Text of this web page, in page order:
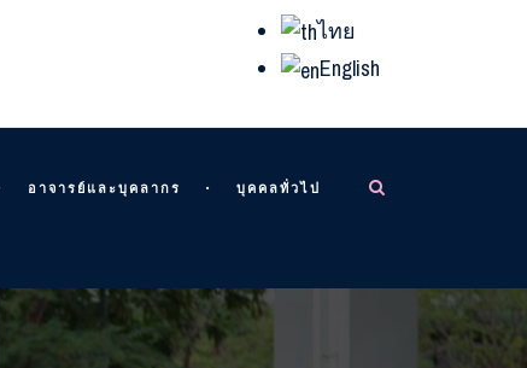
ไทย
English
อาจารย์และบุคลากร บุคคลทั่วไป